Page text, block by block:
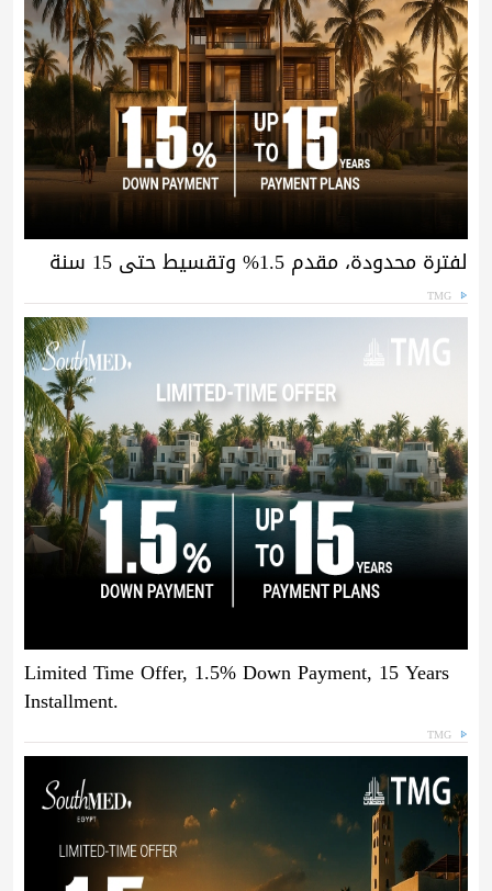
لفترة محدودة، مقدم 1.5% وتقسيط حتى 15 سنة
TMG
Limited Time Offer, 1.5% Down Payment, 15 Years
Installment.
TMG